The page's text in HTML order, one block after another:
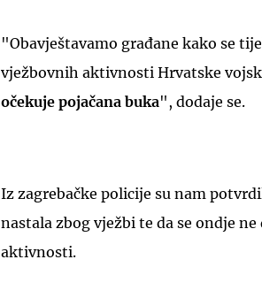
"Obavještavamo građane kako se
vježbovnih aktivnosti Hrvatske
očekuje pojačana buka", dodaje se.
Iz zagrebačke policije su nam
nastala zbog vježbi te da se ondje
aktivnosti.